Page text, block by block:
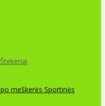
meškerės Sportinės